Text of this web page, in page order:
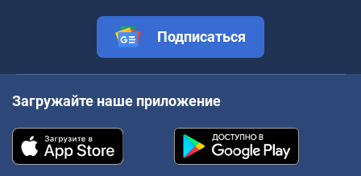
Подписаться
Загружайте наше приложение